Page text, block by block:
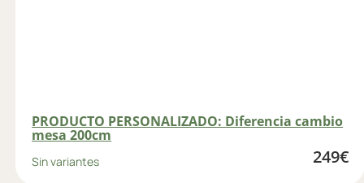
PRODUCTO PERSONALIZADO: Diferencia cambio
mesa 200cm
Sin variantes 249€